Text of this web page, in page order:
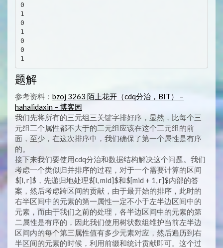
0
1
0
1
0
0
题解
参考资料： bzoj 3263 陌上花开（cdq分治，BIT） –
hahalidaxin – 博客园
我们先将所有的三元组三关键字排好序，显然，比每个三
元组三个属性都不大于的三元组应该在这个三元组的前
面，至少，在这次排序中，我们确保了第一个属性是有序
的。
接下来我们要使用cdq分治和数据结构解决这个问题。我们
考虑一个类似归并排序的过程，对于一个需要计算的区间
$[l, r]$，先递归地处理$[l, mid]$和$[mid + 1, r]$内部的答
案，然后考虑跨区间的贡献，由于最开始的排序，此时的
右半区间中的元素的第一属性一定不小于左半边区间中的
元素，而由于我们之前的处理，各半边区间中的元素的第
二属性是有序的，因此我们使用树状数组维护当前左半边
区间内的每个第三属性值有多少元素对应，然后遍历到右
半区间的元素的时候，利用前缀和统计贡献即可。这个过